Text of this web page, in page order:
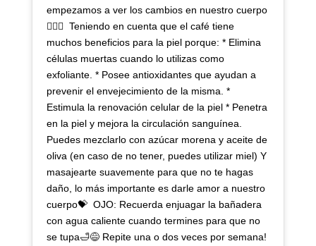
empezamos a ver los cambios en nuestro cuerpo
🧚🏼‍♀️⁣⁣⁣ ⁣⁣⁣ Teniendo en cuenta que el café tiene
muchos beneficios para la piel porque:⁣⁣⁣ * Elimina
células muertas cuando lo utilizas como
exfoliante.⁣⁣⁣ * Posee antioxidantes que ayudan a
prevenir el envejecimiento de la misma.⁣⁣⁣ *
Estimula la renovación celular de la piel⁣⁣⁣ * Penetra
en la piel y mejora la circulación sanguínea.⁣⁣⁣
Puedes mezclarlo con azúcar morena y aceite de
oliva (en caso de no tener, puedes utilizar miel) ⁣⁣Y
masajearte suavemente para que no te hagas
daño, lo más importante es darle amor a nuestro
cuerpo💝⁣ ⁣⁣⁣ OJO: Recuerda enjuagar la bañadera
con agua caliente cuando termines para que no
se tupa🛁😅⁣⁣⁣ Repite una o dos veces por semana! ⁣⁣⁣